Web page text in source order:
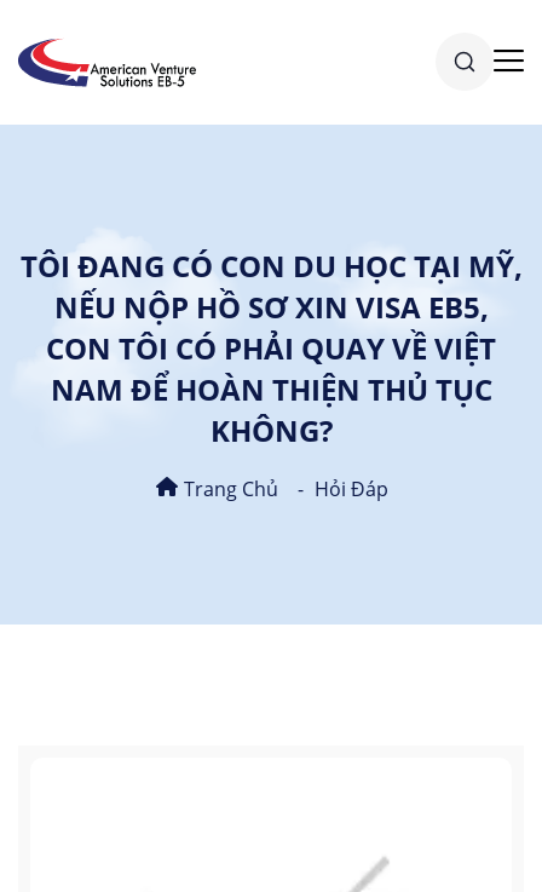
TÔI ĐANG CÓ CON DU HỌC TẠI MỸ,
NẾU NỘP HỒ SƠ XIN VISA EB5,
CON TÔI CÓ PHẢI QUAY VỀ VIỆT
NAM ĐỂ HOÀN THIỆN THỦ TỤC
KHÔNG?
Trang Chủ Hỏi Đáp